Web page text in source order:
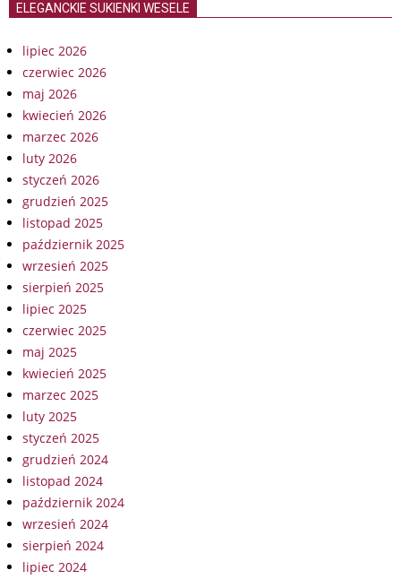
ELEGANCKIE SUKIENKI WESELE
lipiec 2026
czerwiec 2026
maj 2026
kwiecień 2026
marzec 2026
luty 2026
styczeń 2026
grudzień 2025
listopad 2025
październik 2025
wrzesień 2025
sierpień 2025
lipiec 2025
czerwiec 2025
maj 2025
kwiecień 2025
marzec 2025
luty 2025
styczeń 2025
grudzień 2024
listopad 2024
październik 2024
wrzesień 2024
sierpień 2024
lipiec 2024